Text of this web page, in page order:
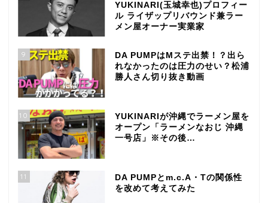
YUKINARI(玉城幸也)プロフィー
ル ライザップリバウンド兼ラー
メン屋オーナー実業家
9
DA PUMPはMステ出禁！？出ら
れなかったのは圧力のせい？松浦
勝人さん切り抜き動画
10
YUKINARIが沖縄でラーメン屋を
オープン「ラーメンなおじ 沖縄
一号店」※その後…
11
DA PUMPとm.c.A・Tの関係性
を改めて考えてみた